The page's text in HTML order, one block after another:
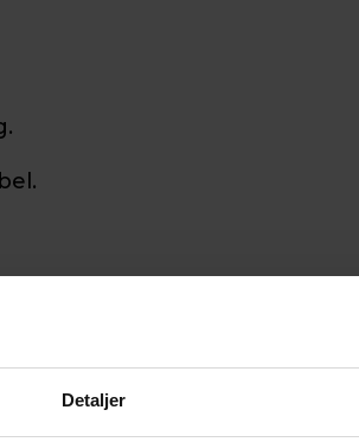
Detaljer